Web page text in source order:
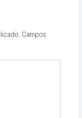
Campos